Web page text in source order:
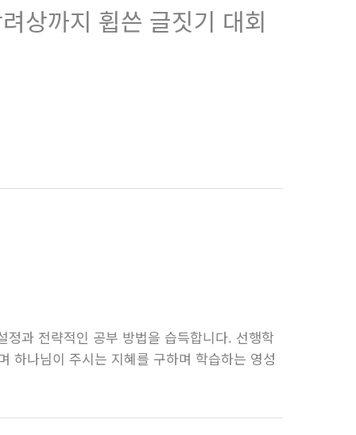
상까지 휩쓴 글짓기 대회
과 전략적인 공부 방법을 습득합니다. 선행학
하나님이 주시는 지혜를 구하며 학습하는 영성